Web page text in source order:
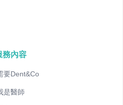
務內容
要Dent&Co
是醫師